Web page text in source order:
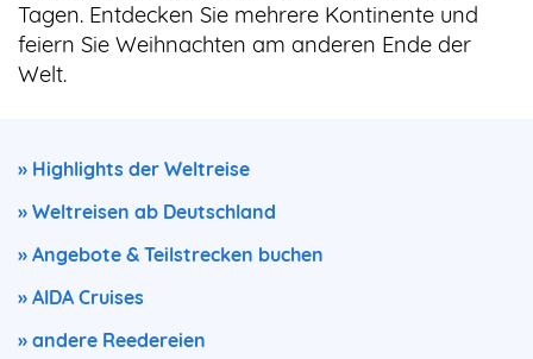
Tagen. Entdecken Sie mehrere Kontinente und
feiern Sie Weihnachten am anderen Ende der
Welt.
» Highlights der Weltreise
» Weltreisen ab Deutschland
» Angebote & Teilstrecken buchen
» AIDA Cruises
» andere Reedereien